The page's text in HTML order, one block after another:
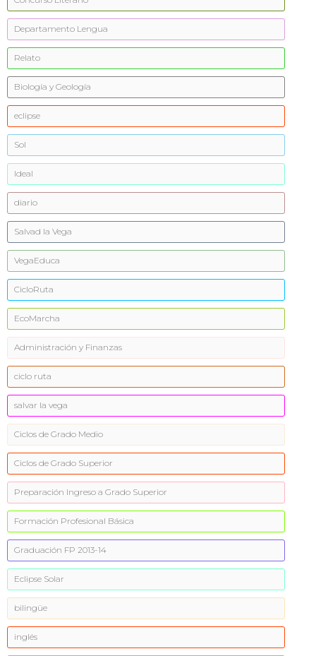
Departamento Lengua
Relato
Biología y Geología
eclipse
Sol
Ideal
diario
Salvad la Vega
VegaEduca
CicloRuta
EcoMarcha
Administración y Finanzas
ciclo ruta
salvar la vega
Ciclos de Grado Medio
Ciclos de Grado Superior
Preparación Ingreso a Grado Superior
Formación Profesional Básica
Graduación FP 2013-14
Eclipse Solar
bilingüe
inglés